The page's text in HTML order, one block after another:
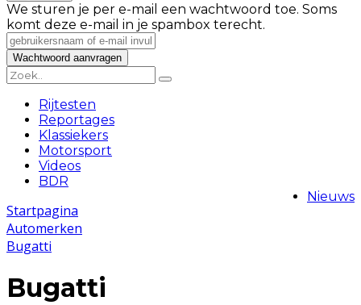
We sturen je per e-mail een wachtwoord toe. Soms
komt deze e-mail in je spambox terecht.
Rijtesten
Reportages
Klassiekers
Motorsport
Videos
BDR
Nieuws
Startpagina
Automerken
Bugatti
Bugatti